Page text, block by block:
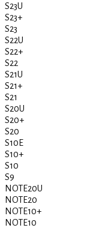
S23U
S23+
S23
S22U
S22+
S22
S21U
S21+
S21
S20U
S20+
S20
S10E
S10+
S10
S9
NOTE20U
NOTE20
NOTE10+
NOTE10